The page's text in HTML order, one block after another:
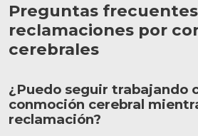
Preguntas
reclamaciones por
cerebrales
¿Puedo seguir trabajando
conmoción cerebral
reclamación?